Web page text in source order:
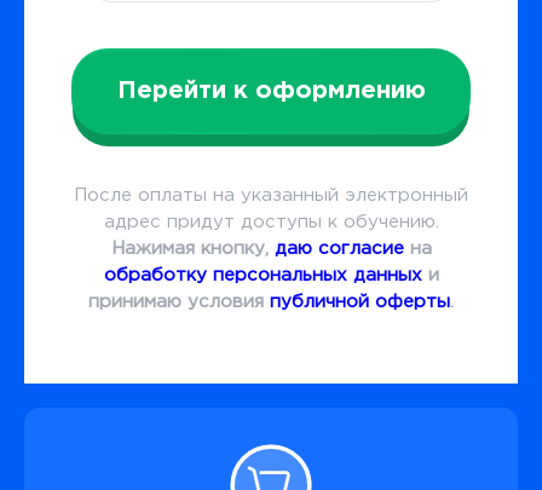
Перейти к оформлению
После оплаты на указанный электронный
адрес придут доступы к обучению.
Нажимая кнопку, даю согласиена
обработку персональных данныхи
принимаю условия публичной оферты.